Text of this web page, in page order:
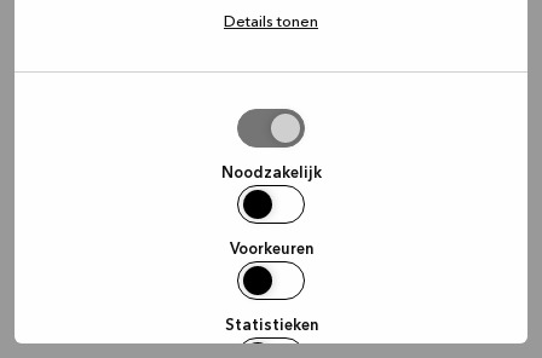
Details tonen
Noodzakelijk
Voorkeuren
Statistieken